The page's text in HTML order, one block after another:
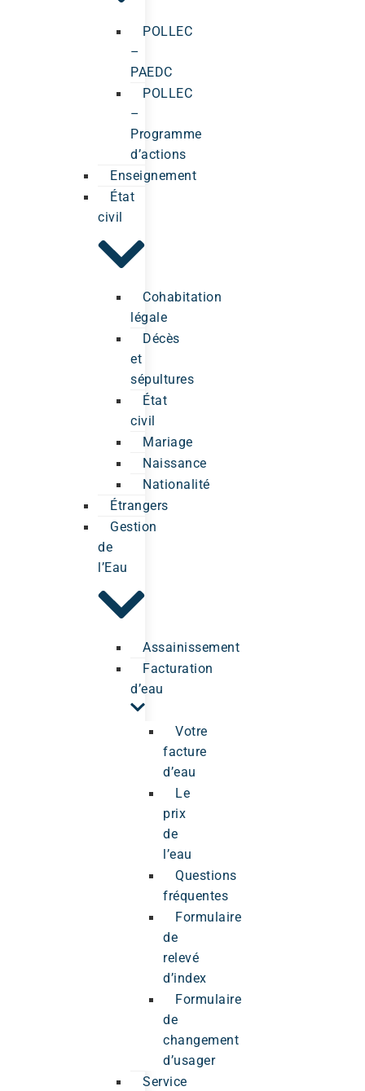
POLLEC
–
PAEDC
POLLEC
–
Programme
d’actions
Enseignement
État
civil
Cohabitation
légale
Décès
et
sépultures
État
civil
Mariage
Naissance
Nationalité
Étrangers
Gestion
de
l’Eau
Assainissement
Facturation
d’eau
Votre
facture
d’eau
Le
prix
de
l’eau
Questions
fréquentes
Formulaire
de
relevé
d’index
Formulaire
de
changement
d’usager
Service